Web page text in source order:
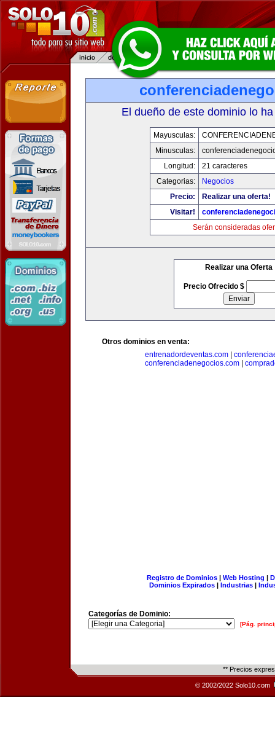
El dueño de este dominio lo
Mayusculas:
Minusculas:
Longitud:
21 caracteres
Categorias:
Negocios
Precio:
Realizar una oferta!
Visitar!
Serán consideradas
Realizar una Oferta
Precio Ofrecido $
Otros dominios en venta:
entrenadordeventas.com
conferenciadenegocios.com|
Registro de Dominios| Web Hosting |
Dominios Expirados | Industrias |
Categorías de Dominio:
[Pág.
** Precios
© 2002/2022 Solo10.com